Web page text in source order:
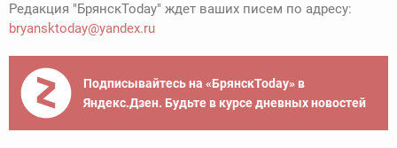
Редакция "БрянскToday" ждет ваших писем по адресу:
bryansktoday@yandex.ru
Подписывайтесь на «БрянскToday» в
Яндекс.Дзен. Будьте в курсе дневных новостей